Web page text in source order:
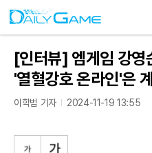
[인터뷰] 엠게임 강영
'열혈강호 온라인'은
이학범 기자 2024-11-19 13:55